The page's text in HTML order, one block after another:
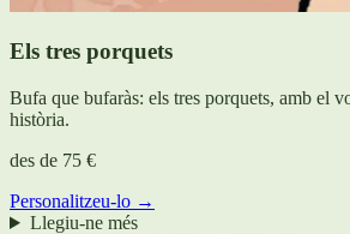
Els tres porquets
Bufa que bufaràs: els tres porquets, amb el
història.
des de 75 €
Personalitzeu-lo →
Llegiu-ne més